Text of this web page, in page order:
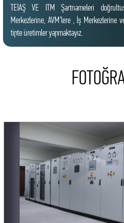
TEİAŞ VE ITM Şartnameleri
Merkezlerine, AVM’lere , İş
tipte üretimler yapmaktayız.